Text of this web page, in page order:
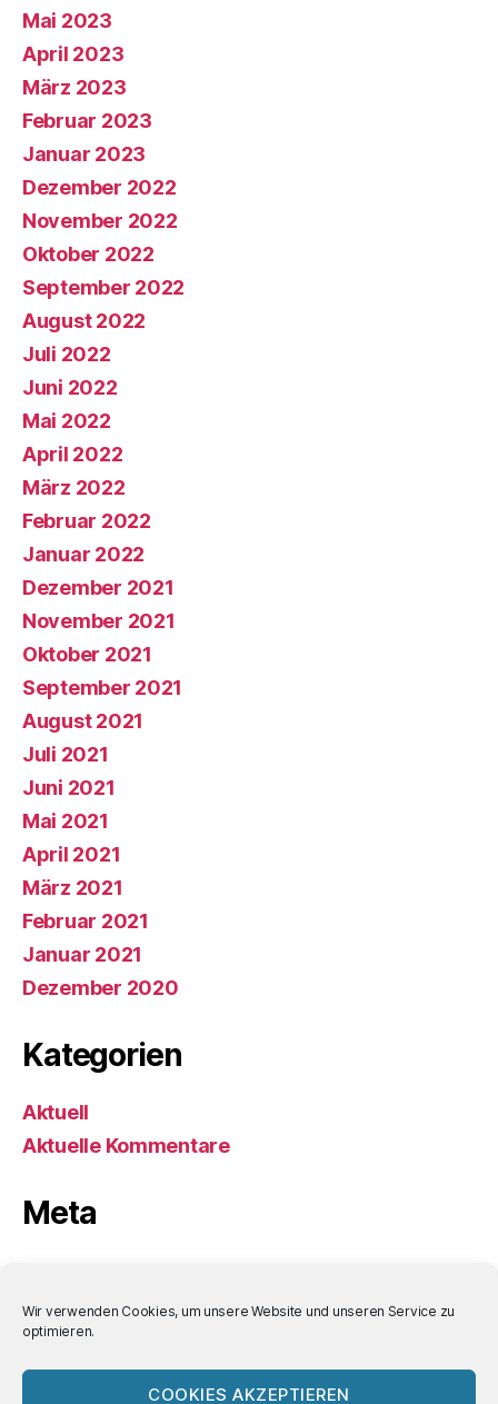
Wir verwenden Cookies, um unsere Website und unseren Service zu
optimieren.
COOKIES AKZEPTIEREN
Mai 2023
April 2023
März 2023
Februar 2023
Januar 2023
Dezember 2022
November 2022
Oktober 2022
September 2022
August 2022
Juli 2022
Juni 2022
Mai 2022
April 2022
März 2022
Februar 2022
Januar 2022
Dezember 2021
November 2021
Oktober 2021
September 2021
August 2021
Juli 2021
Juni 2021
Mai 2021
April 2021
März 2021
Februar 2021
Januar 2021
Dezember 2020
Kategorien
Aktuell
Aktuelle Kommentare
Meta
Eintrags-Feed
Kommentar-Feed
WordPress.org